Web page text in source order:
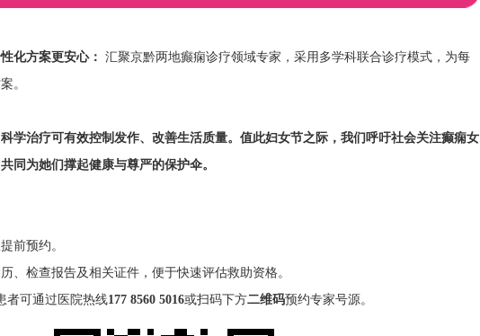
化方案更安心： 汇聚京黔两地癫痫诊疗领域专家，采用多学科联合诊疗模式，为每
。
学治疗可有效控制发作、改善生活质量。值此妇女节之际，我们呼吁社会关注癫痫女
同为她们撑起健康与尊严的保护伞。
前预约。
、检查报告及相关证件，便于快速评估救助资格。
者可通过医院热线177 8560 5016或扫码下方二维码预约专家号源。